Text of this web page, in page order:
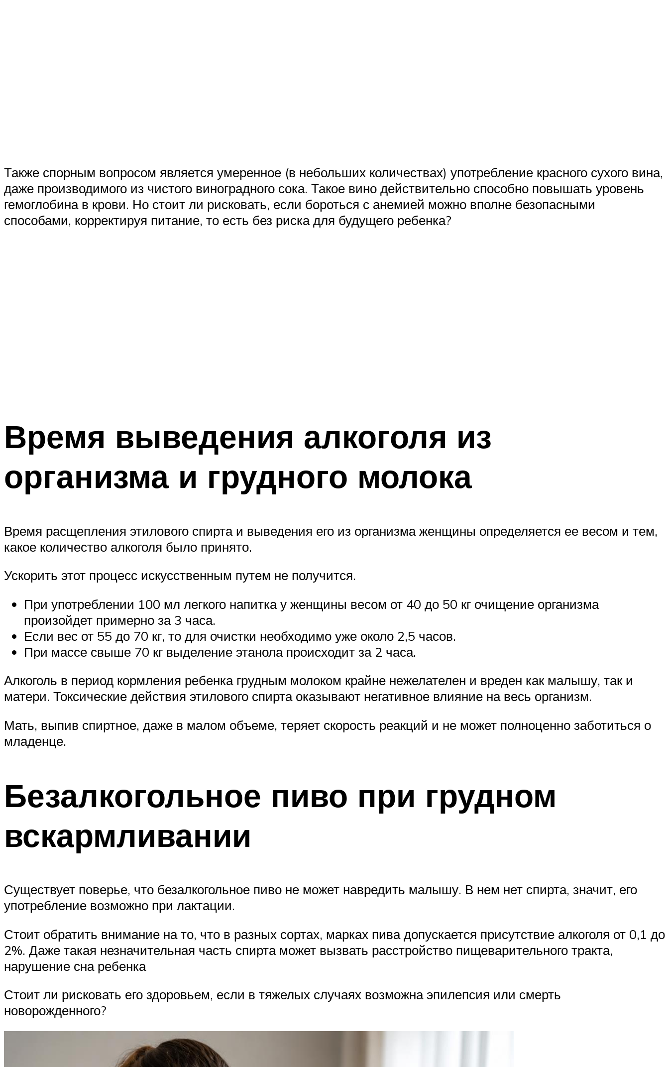
Также спорным вопросом является умеренное (в небольших количествах) употребление красного сухого вина,
даже производимого из чистого виноградного сока. Такое вино действительно способно повышать уровень
гемоглобина в крови. Но стоит ли рисковать, если бороться с анемией можно вполне безопасными
способами, корректируя питание, то есть без риска для будущего ребенка?
Время выведения алкоголя из
организма и грудного молока
Время расщепления этилового спирта и выведения его из организма женщины определяется ее весом и тем,
какое количество алкоголя было принято.
Ускорить этот процесс искусственным путем не получится.
При употреблении 100 мл легкого напитка у женщины весом от 40 до 50 кг очищение организма
произойдет примерно за 3 часа.
Если вес от 55 до 70 кг, то для очистки необходимо уже около 2,5 часов.
При массе свыше 70 кг выделение этанола происходит за 2 часа.
Алкоголь в период кормления ребенка грудным молоком крайне нежелателен и вреден как малышу, так и
матери. Токсические действия этилового спирта оказывают негативное влияние на весь организм.
Мать, выпив спиртное, даже в малом объеме, теряет скорость реакций и не может полноценно заботиться о
младенце.
Безалкогольное пиво при грудном
вскармливании
Существует поверье, что безалкогольное пиво не может навредить малышу. В нем нет спирта, значит, его
употребление возможно при лактации.
Стоит обратить внимание на то, что в разных сортах, марках пива допускается присутствие алкоголя от 0,1 до
2%. Даже такая незначительная часть спирта может вызвать расстройство пищеварительного тракта,
нарушение сна ребенка
Стоит ли рисковать его здоровьем, если в тяжелых случаях возможна эпилепсия или смерть
новорожденного?